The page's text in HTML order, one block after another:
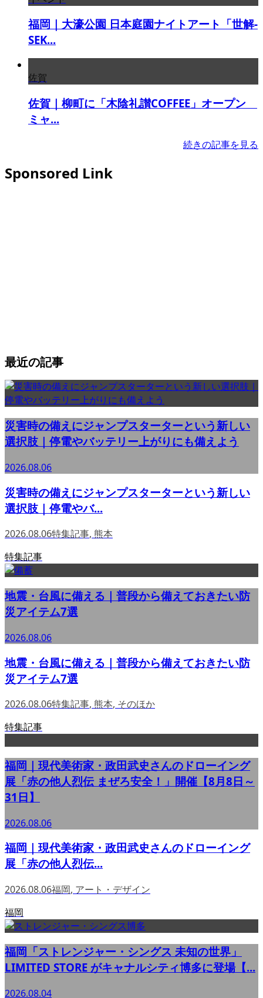
福岡｜大濠公園 日本庭園ナイトアート「世解-
SEK...
佐賀
佐賀｜柳町に「木陰礼讃COFFEE」オープン
ミャ...
続きの記事を見る
Sponsored Link
最近の記事
災害時の備えにジャンプスターターという新しい
選択肢｜停電やバッテリー上がりにも備えよう
2026.08.06
災害時の備えにジャンプスターターという新しい
選択肢｜停電やバ...
2026.08.06特集記事, 熊本
特集記事
地震・台風に備える｜普段から備えておきたい防
災アイテム7選
2026.08.06
地震・台風に備える｜普段から備えておきたい防
災アイテム7選
2026.08.06特集記事, 熊本, そのほか
特集記事
福岡｜現代美術家・政田武史さんのドローイング
展「赤の他人烈伝 まぜろ安全！」開催【8月8日～
31日】
2026.08.06
福岡｜現代美術家・政田武史さんのドローイング
展「赤の他人烈伝...
2026.08.06福岡, アート・デザイン
福岡
福岡「ストレンジャー・シングス 未知の世界」
LIMITED STORE がキャナルシティ博多に登場【...
2026.08.04